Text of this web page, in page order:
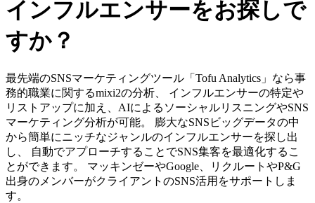
インフルエンサーをお探しで
すか？
最先端のSNSマーケティングツール「Tofu Analytics」なら事
務的職業に関するmixi2の分析、 インフルエンサーの特定や
リストアップに加え、AIによるソーシャルリスニングやSNS
マーケティング分析が可能。 膨大なSNSビッグデータの中
から簡単にニッチなジャンルのインフルエンサーを探し出
し、 自動でアプローチすることでSNS集客を最適化するこ
とができます。 マッキンゼーやGoogle、リクルートやP&G
出身のメンバーがクライアントのSNS活用をサポートしま
す。